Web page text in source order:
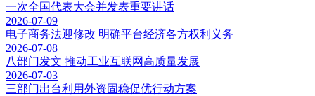
一次全国代表大会并发表重要讲话
2026-07-09
电子商务法迎修改 明确平台经济各方权利义务
2026-07-08
八部门发文 推动工业互联网高质量发展
2026-07-03
三部门出台利用外资固稳促优行动方案